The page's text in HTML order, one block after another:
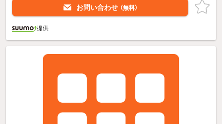
お問い合わせ （無料）
提供